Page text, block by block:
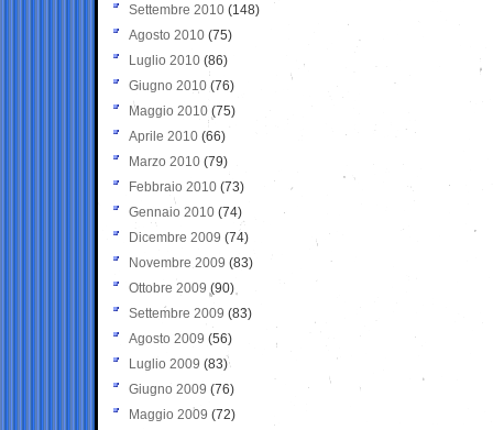
Settembre 2010 (148)
Agosto 2010 (75)
Luglio 2010 (86)
Giugno 2010 (76)
Maggio 2010 (75)
Aprile 2010 (66)
Marzo 2010 (79)
Febbraio 2010 (73)
Gennaio 2010 (74)
Dicembre 2009 (74)
Novembre 2009 (83)
Ottobre 2009 (90)
Settembre 2009 (83)
Agosto 2009 (56)
Luglio 2009 (83)
Giugno 2009 (76)
Maggio 2009 (72)